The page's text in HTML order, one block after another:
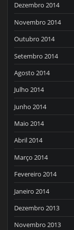
Dezembro 2014
Novembro 2014
Outubro 2014
Setembro 2014
Agosto 2014
Julho 2014
Junho 2014
Maio 2014
Abril 2014
Março 2014
Fevereiro 2014
Janeiro 2014
Dezembro 2013
Novembro 2013